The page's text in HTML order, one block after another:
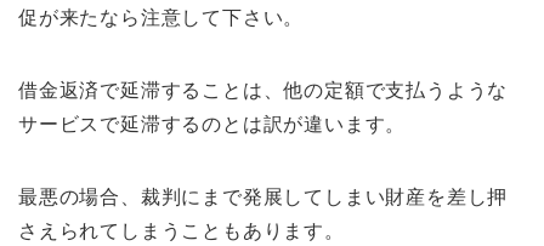
促が来たなら注意して下さい。
借金返済で延滞することは、他の定額で支払うような
サービスで延滞するのとは訳が違います。
最悪の場合、裁判にまで発展してしまい財産を差し押
さえられてしまうこともあります。